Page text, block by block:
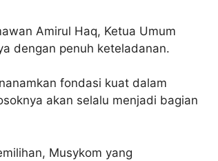
Amirul Haq, Ketua Umum
dengan penuh keteladanan.
fondasi kuat dalam
akan selalu menjadi bagian
Musykom yang